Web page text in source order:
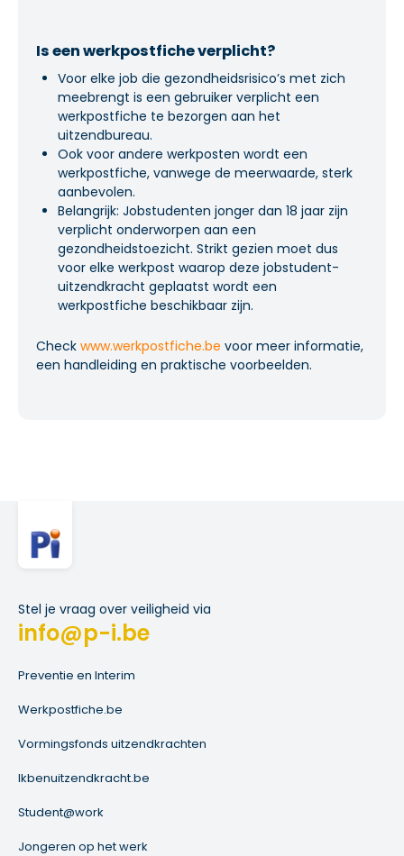
Is een werkpostfiche verplicht?
Voor elke job die gezondheidsrisico’s met zich
meebrengt is een gebruiker verplicht een
werkpostfiche te bezorgen aan het
uitzendbureau.
Ook voor andere werkposten wordt een
werkpostfiche, vanwege de meerwaarde, sterk
aanbevolen.
Belangrijk: Jobstudenten jonger dan 18 jaar zijn
verplicht onderworpen aan een
gezondheidstoezicht. Strikt gezien moet dus
voor elke werkpost waarop deze jobstudent-
uitzendkracht geplaatst wordt een
werkpostfiche beschikbaar zijn.
Check www.werkpostfiche.be voor meer informatie,
een handleiding en praktische voorbeelden.
Stel je vraag over veiligheid via
info@p-i.be
Preventie en Interim
Werkpostfiche.be
Vormingsfonds uitzendkrachten
Ikbenuitzendkracht.be
Student@work
Jongeren op het werk